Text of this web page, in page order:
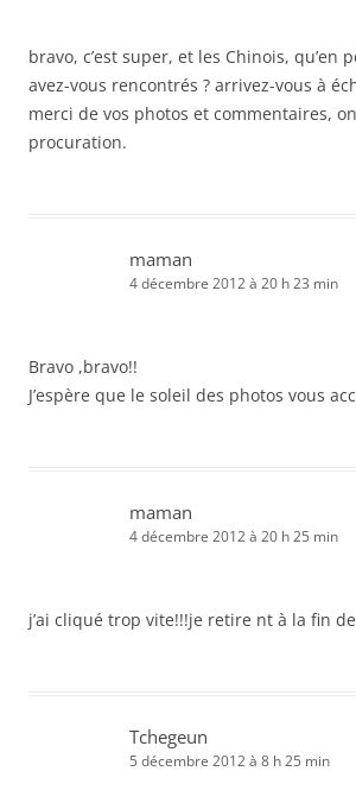
bravo, c’est super, et les Chinois, qu’en
avez-vous rencontrés ? arrivez-vous à
merci de vos photos et commentaires,
procuration.
maman
4 décembre 2012 à 20 h 23 min
Bravo ,bravo!!
J’espère que le soleil des photos vous
maman
4 décembre 2012 à 20 h 25 min
j’ai cliqué trop vite!!!je retire nt à la fin
Tchegeun
5 décembre 2012 à 8 h 25 min